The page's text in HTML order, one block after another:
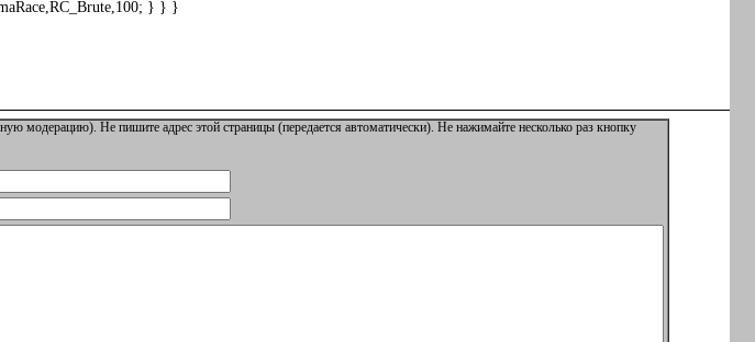
} } }
модерацию). Не пишите адрес этой страницы (передается автоматически). Не нажимайте несколько раз кнопку